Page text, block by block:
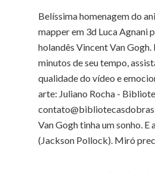
Belíssima homenagem do
mapper em 3d Luca Agnani
holandês Vincent Van Gogh.
minutos de seu tempo,
qualidade do vídeo e
arte: Juliano Rocha -
Van Gogh tinha um sonho. E
(Jackson Pollock). Miró